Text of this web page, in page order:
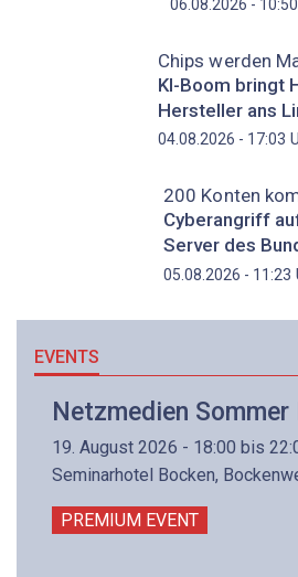
06.08.2026 - 10:50
Chips werden
KI-Boom bringt
Hersteller ans
04.08.2026 - 17:03
200 Konten
Cyberangriff
Server des
05.08.2026 - 11:23
EVENTS
Netzmedien
19. August 2026 - 18:00 bis
Seminarhotel Bocken,
PREMIUM EVENT